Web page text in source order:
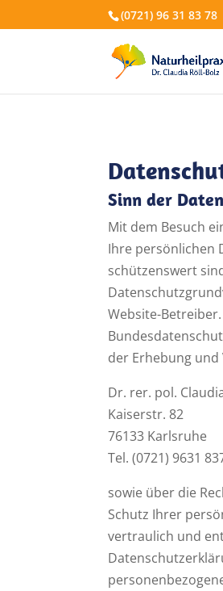
(0721) 96 31 83 78
Sinn der
Mit dem Besuch
Ihre persönlichen
schützenswert
Website-
der Erhebung
Dr. rer. pol.
Kaiserstr. 82
76133 Karlsruhe
Tel. (0721) 9631
sowie über die
Schutz Ihrer
vertraulich und